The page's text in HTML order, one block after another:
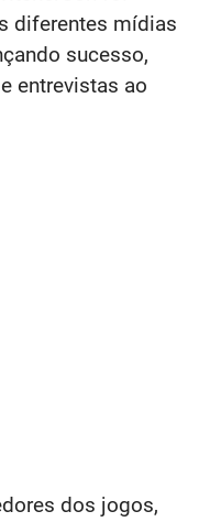
diferentes mídias
sucesso,
entrevistas ao
dos jogos,